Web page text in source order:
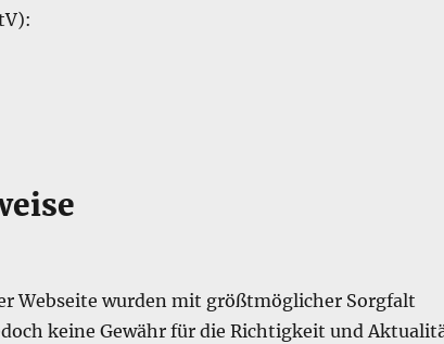
Webseite wurden mit größtmöglicher Sorgfalt
keine Gewähr für die Richtigkeit und